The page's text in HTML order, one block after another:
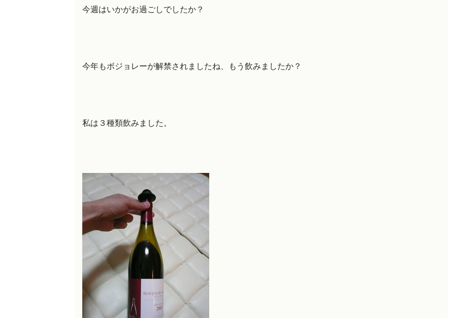
今週はいかがお過ごしでしたか？
今年もボジョレーが解禁されましたね、もう飲みましたか？
私は３種類飲みました。